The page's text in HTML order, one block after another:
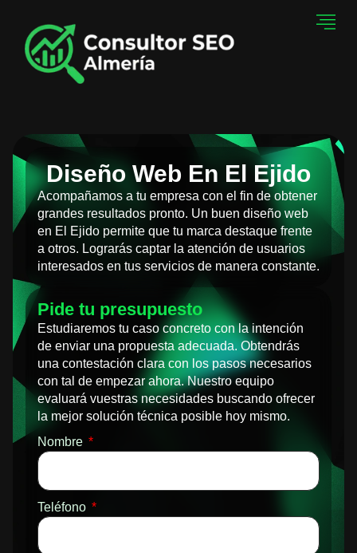
Diseño Web En El Ejido
Acompañamos a tu empresa con el fin de obtener
grandes resultados pronto. Un buen diseño web
en El Ejido permite que tu marca destaque frente
a otros. Lograrás captar la atención de usuarios
interesados en tus servicios de manera constante.
Pide tu presupuesto
Estudiaremos tu caso concreto con la intención
de enviar una propuesta adecuada. Obtendrás
una contestación clara con los pasos necesarios
con tal de empezar ahora. Nuestro equipo
evaluará vuestras necesidades buscando ofrecer
la mejor solución técnica posible hoy mismo.
Nombre
Teléfono